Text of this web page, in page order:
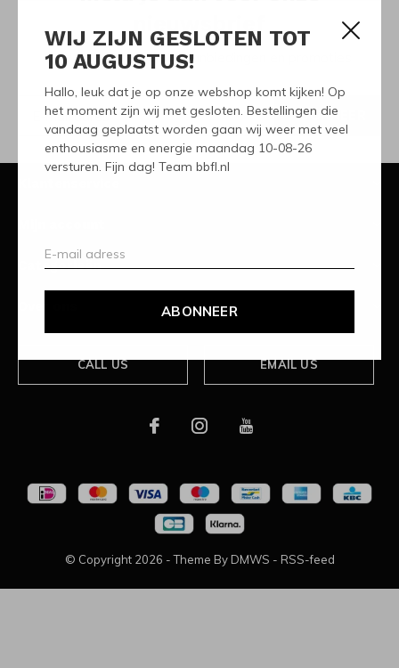
WIJ ZIJN GESLOTEN TOT
10 AUGUSTUS!
Hallo, leuk dat je op onze webshop komt kijken! Op
het moment zijn wij met gesloten. Bestellingen die
vandaag geplaatst worden gaan wij weer met veel
enthousiasme en energie maandag 10-08-26
versturen. Fijn dag! Team bbfl.nl
ABONNEER
Ontvang de nieuwste aanbiedingen en promoties
ABONNEER
Categorieën
CALL US EMAIL US
© Copyright 2026 - Theme By DMWS - RSS-feed